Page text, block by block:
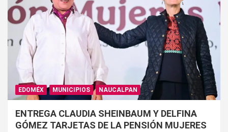
EDOMÉX MUNICIPIOS NAUCALPAN
ENTREGA CLAUDIA SHEINBAUM Y DELFINA
GÓMEZ TARJETAS DE LA PENSIÓN MUJERES